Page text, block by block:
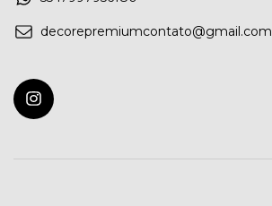
decorepremiumcontato@gmail.com